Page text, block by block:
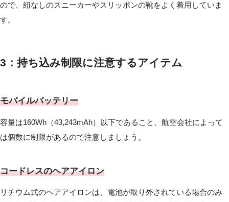
ので、紐なしのスニーカーやスリッポンの靴をよく着用していま
す。
3：持ち込み制限に注意するアイテム
モバイルバッテリー
容量は160Wh（43,243mAh）以下であること、航空会社によって
は個数に制限があるので注意しましょう。
コードレスのヘアアイロン
リチウム式のヘアアイロンは、電池が取り外されている場合のみ